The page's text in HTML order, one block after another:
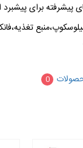
برای پیشبرد
0